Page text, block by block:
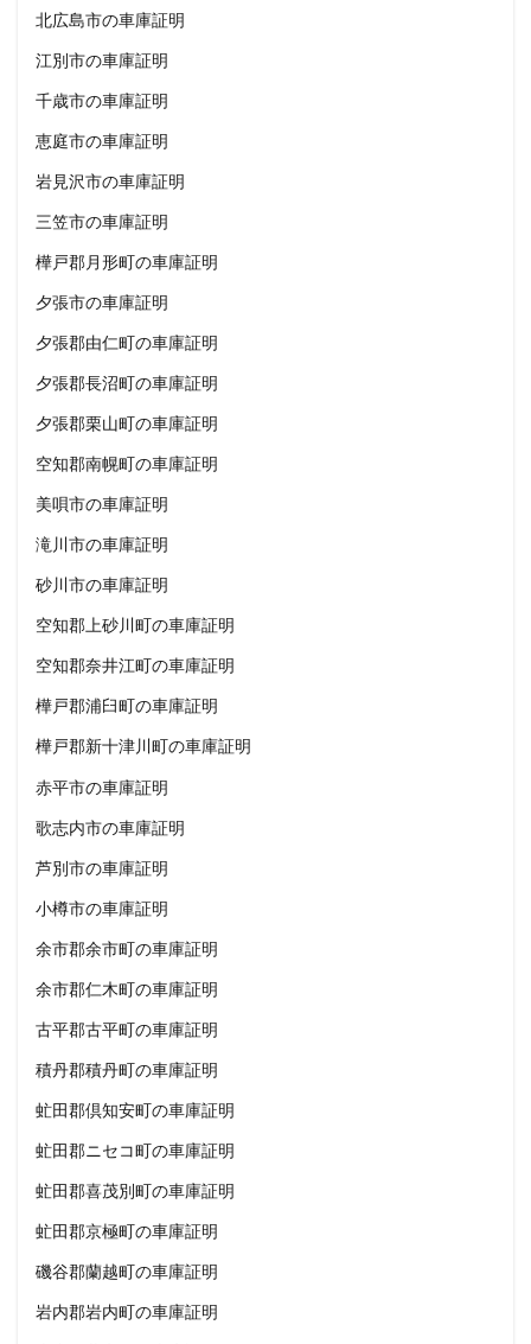
北広島市の車庫証明
江別市の車庫証明
千歳市の車庫証明
恵庭市の車庫証明
岩見沢市の車庫証明
三笠市の車庫証明
樺戸郡月形町の車庫証明
夕張市の車庫証明
夕張郡由仁町の車庫証明
夕張郡長沼町の車庫証明
夕張郡栗山町の車庫証明
空知郡南幌町の車庫証明
美唄市の車庫証明
滝川市の車庫証明
砂川市の車庫証明
空知郡上砂川町の車庫証明
空知郡奈井江町の車庫証明
樺戸郡浦臼町の車庫証明
樺戸郡新十津川町の車庫証明
赤平市の車庫証明
歌志内市の車庫証明
芦別市の車庫証明
小樽市の車庫証明
余市郡余市町の車庫証明
余市郡仁木町の車庫証明
古平郡古平町の車庫証明
積丹郡積丹町の車庫証明
虻田郡倶知安町の車庫証明
虻田郡ニセコ町の車庫証明
虻田郡喜茂別町の車庫証明
虻田郡京極町の車庫証明
磯谷郡蘭越町の車庫証明
岩内郡岩内町の車庫証明